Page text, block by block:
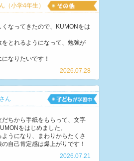
（小学4年生）
なってきたので、KUMONをは
をとれるようになって、勉強が
なりたいです！
2026.07.28
ん
ちから手紙をもらって、文字
をはじめました。
うになり、まわりからたくさ
自己肯定感は爆上がりです！
2026.07.21